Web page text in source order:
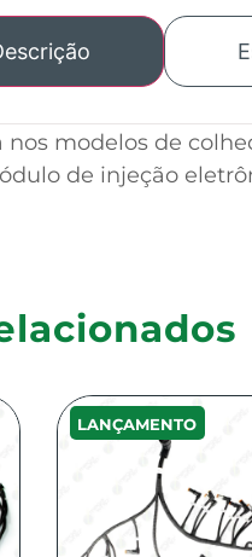
nos modelos de
de injeção
LANÇAMENTO